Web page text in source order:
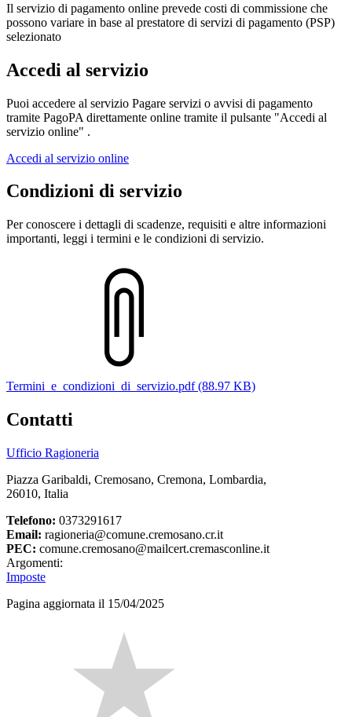
Il servizio di pagamento online prevede costi di commissione che
possono variare in base al prestatore di servizi di pagamento (PSP)
selezionato
Accedi al servizio
Puoi accedere al servizio Pagare servizi o avvisi di pagamento
tramite PagoPA direttamente online tramite il pulsante "Accedi al
servizio online" .
Accedi al servizio online
Condizioni di servizio
Per conoscere i dettagli di scadenze, requisiti e altre informazioni
importanti, leggi i termini e le condizioni di servizio.
Termini_e_condizioni_di_servizio.pdf (88.97 KB)
Contatti
Ufficio Ragioneria
Piazza Garibaldi, Cremosano, Cremona, Lombardia,
26010, Italia
Telefono: 0373291617
Email: ragioneria@comune.cremosano.cr.it
PEC: comune.cremosano@mailcert.cremasconline.it
Argomenti:
Imposte
Pagina aggiornata il 15/04/2025